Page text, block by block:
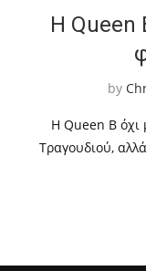
Η Queen
by
Η Queen B όχι
Τραγουδιού,